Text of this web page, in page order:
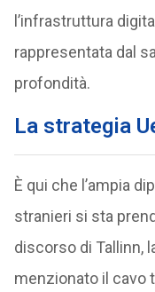
l’infrastruttura
rappresentata dal
profondità.
La strategia
È qui che l’ampia
stranieri si sta
discorso di Tallinn,
menzionato il cavo